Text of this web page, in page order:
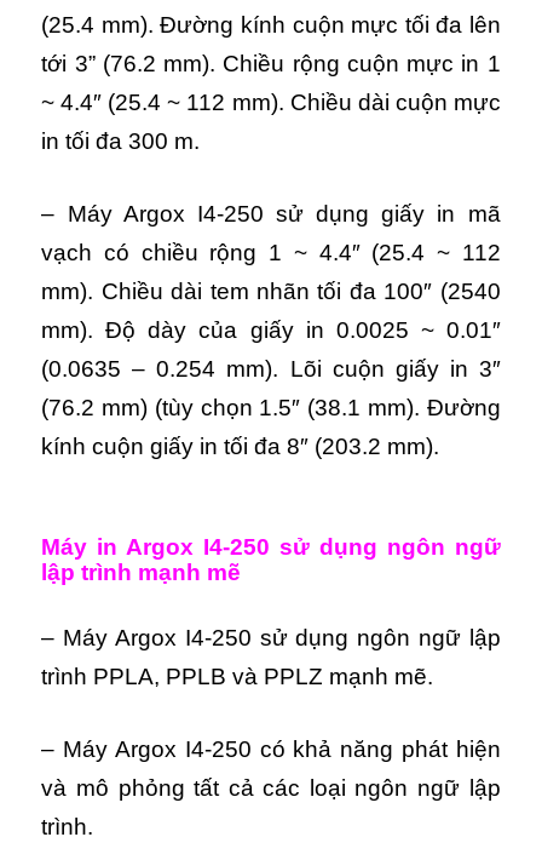
(25.4 mm). Đường kính cuộn mực tối đa lên
tới 3” (76.2 mm). Chiều rộng cuộn mực in 1
~ 4.4″ (25.4 ~ 112 mm). Chiều dài cuộn mực
in tối đa 300 m.
– Máy Argox I4-250 sử dụng giấy in mã
vạch có chiều rộng 1 ~ 4.4″ (25.4 ~ 112
mm). Chiều dài tem nhãn tối đa 100″ (2540
mm). Độ dày của giấy in 0.0025 ~ 0.01″
(0.0635 – 0.254 mm). Lõi cuộn giấy in 3″
(76.2 mm) (tùy chọn 1.5″ (38.1 mm). Đường
kính cuộn giấy in tối đa 8″ (203.2 mm).
Máy in Argox I4-250 sử dụng ngôn ngữ
lập trình mạnh mẽ
– Máy Argox I4-250 sử dụng ngôn ngữ lập
trình PPLA, PPLB và PPLZ mạnh mẽ.
– Máy Argox I4-250 có khả năng phát hiện
và mô phỏng tất cả các loại ngôn ngữ lập
trình.